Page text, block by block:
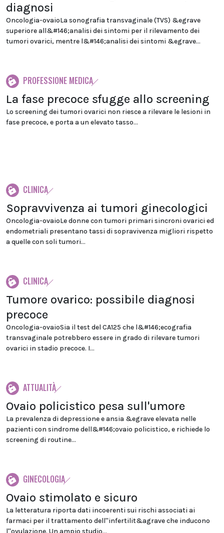
diagnosi
Oncologia-ovaioLa sonografia transvaginale (TVS) &egrave
superiore all&#146;analisi dei sintomi per il rilevamento dei
tumori ovarici, mentre l&#146;analisi dei sintomi &egrave...
PROFESSIONE MEDICA
La fase precoce sfugge allo screening
Lo screening dei tumori ovarici non riesce a rilevare le lesioni in
fase precoce, e porta a un elevato tasso...
CLINICA
Sopravvivenza ai tumori ginecologici
Oncologia-ovaioLe donne con tumori primari sincroni ovarici ed
endometriali presentano tassi di sopravivenza migliori rispetto
a quelle con soli tumori...
CLINICA
Tumore ovarico: possibile diagnosi
precoce
Oncologia-ovaioSia il test del CA125 che l&#146;ecografia
transvaginale potrebbero essere in grado di rilevare tumori
ovarici in stadio precoce. I...
ATTUALITÀ
Ovaio policistico pesa sull'umore
La prevalenza di depressione e ansia &egrave elevata nelle
pazienti con sindrome dell&#146;ovaio policistico, e richiede lo
screening di routine...
GINECOLOGIA
Ovaio stimolato e sicuro
La letteratura riporta dati incoerenti sui rischi associati ai
farmaci per il trattamento dell''infertilit&agrave che inducono
l''ovulazione. Un ampio studio...